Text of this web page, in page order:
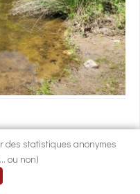
les grands arbres mais pas
des statistiques anonymes
ou non)